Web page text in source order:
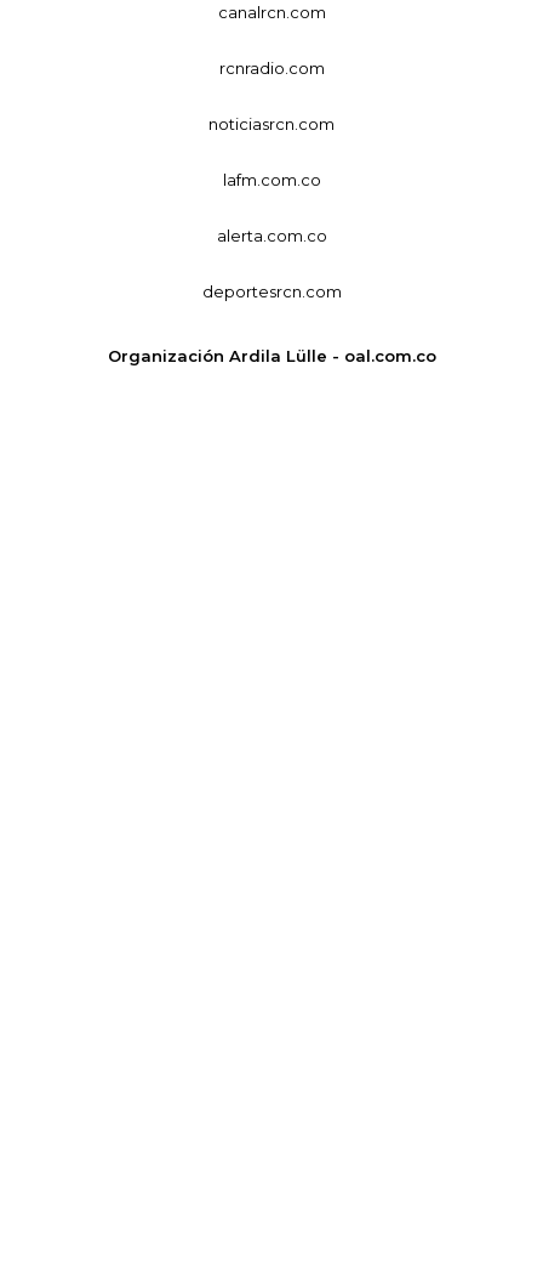
canalrcn.com
rcnradio.com
noticiasrcn.com
lafm.com.co
alerta.com.co
deportesrcn.com
Organización Ardila Lülle - oal.com.co